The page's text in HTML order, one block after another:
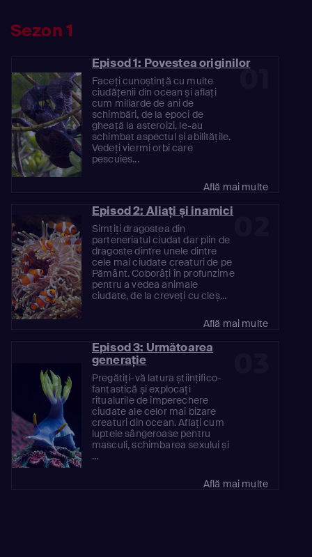
Sezon 1
01
Episod 1: Povestea originilor
Faceți cunoștință cu multe
ciudățenii din ocean și aflați
cum miliarde de ani de
schimbări, de la epoci de
gheață la asteroizi, le-au
schimbat aspectul și abilitățile.
Vedeți viermi orbi care
pescuies...
Află mai multe
02
Episod 2: Aliați și inamici
Simțiți dragostea din
parteneriatul ciudat dar plin de
dragoste dintre unele dintre
cele mai ciudate creaturi de pe
Pământ. Coborâți în profunzime
pentru a vedea animale
ciudate, de la creveți cu cleș...
Află mai multe
Episod 3: Următoarea
generație
Pregătiți-vă latura științifico-
fantastică și explocați
ritualurile de împerechere
ciudate ale celor mai bizare
creaturi din ocean. Aflați cum
luptele sângeroase pentru
masculi, schimbarea sexului și
...
Află mai multe